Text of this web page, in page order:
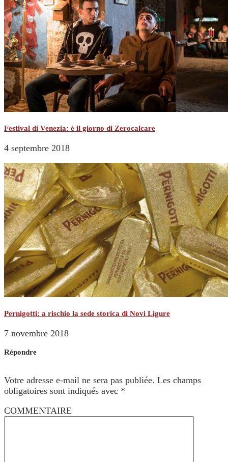
Festival di Venezia: è il giorno di Zerocalcare
4 septembre 2018
Pernigotti: a rischio la sede storica di Novi Ligure
7 novembre 2018
Répondre
Votre adresse e-mail ne sera pas publiée. Les champs
obligatoires sont indiqués avec *
COMMENTAIRE